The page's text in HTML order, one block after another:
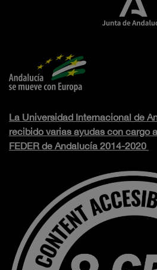
La Universidad Internacional de
recibido varias ayudas con cargo
FEDER de Andalucía 2014-2020